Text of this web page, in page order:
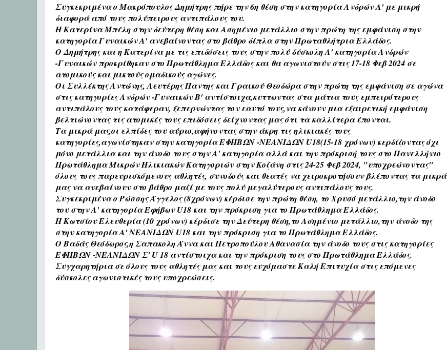
Συγκεκριμένα ο Μακρόπουλος Δημήτρης πήρε την 6η θέση στην κατηγορία Ανδρών Α' με μικρή
διαφορά από τους πολύπειρους αντιπάλους του.
Η Κατερίνα Μπέλη στην δεύτερη θέση και Ασημένιο μετάλλιο στην πρώτη της εμφάνιση στην
κατηγορία Γυναικών Α' ανεβαίνοντας στο βάθρο δίπλα στην Πρωταθλήτρια Ελλάδος.
Ο Δημήτρης και η Κατερίνα με τις επιδόσεις τους στην πολύ δύσκολη Α' κατηγορία Ανδρών
-Γυναικών προκρίθηκαν στο Πρωτάθλημα Ελλάδος και θα αγωνιστούν στις 17-18 Φεβ 2024 σε
ατομικούς και μικτούς ομαδικούς αγώνες.
Οι Συλλέκτης Αντώνης, Λευτέρης Παντης και Γραικού Θεοδώρα στην πρώτη της εμφάνιση σε αγώνα
στις κατηγορίες Ανδρών -Γυναικών Β' αντίστοιχα,κυττωντας στα μάτια τους εμπειρότερους
αντιπάλους τους κατάφεραν, ξεπερνώντας τον εαυτό τους,να κάνουν μια εξαιρετική εμφάνιση
βελτιώνοντας τις ατομικές τους επιδόσεις δείχνοντας μας ότι τα καλλίτερα έπονται.
Τα μικρά μας,οι ελπίδες του αύριο,αφήνοντας στην άκρη τις ηλικιακές τους
κατηγορίες,αγωνίστηκαν στην κατηγορία ΕΦΗΒΩΝ -ΝΕΑΝΙΔΩΝ U18(15-18 χρόνων) κερδίζοντας όχι
μόνο μετάλλια και την άνοδο τους στην Α' κατηγορία αλλά και την πρόκρισή τους στο Πανελλήνιο
Πρωτάθλημα Μικρών Ηλικιακών Κατηγοριών στην Κοζάνη στις 24-25 Φεβ 2024, "υποχρεώνοντας"
όλους τους παρευρισκόμενους αθλητές, συνοδούς και θεατές να χειροκροτήσουν βλέποντας τα μικρά
μας να ανεβαίνουν στο βάθρο μαζί με τους πολύ μεγαλύτερους αντιπάλους τους.
Συγκεκριμένα ο Ρώσσης Άγγελος (8χρόνων) κέρδισε την πρώτη θέση, το Χρυσό μετάλλιο,την άνοδο
του στην Α' κατηγορία Εφήβων U18 και την πρόκριση για το Πρωτάθλημα Ελλάδος.
Η Κωτσίου Ελευθερία (10 χρόνων) κέρδισε την Δεύτερη θέση,το Ασημένιο μετάλλιο,την άνοδο της
στην κατηγορία Α' ΝΕΑΝΙΔΩΝ U18 και την πρόκριση για το Πρωτάθλημα Ελλάδος.
Ο Βαδάς Θεόδωρος,η Σαπακολη Άννα και Πετροπούλου Αθανασία την άνοδο τους στις κατηγορίες
ΕΦΗΒΩΝ -ΝΕΑΝΙΔΩΝ Σ' U 18 αντίστοιχα και την πρόκριση τους στο Πρωτάθλημα Ελλάδος.
Συγχαρητήρια σε όλους τους αθλητές μας και τους ευχόμαστε Καλή Επιτυχία στις επόμενες
δύσκολες αγωνιστικές τους υποχρεώσεις.